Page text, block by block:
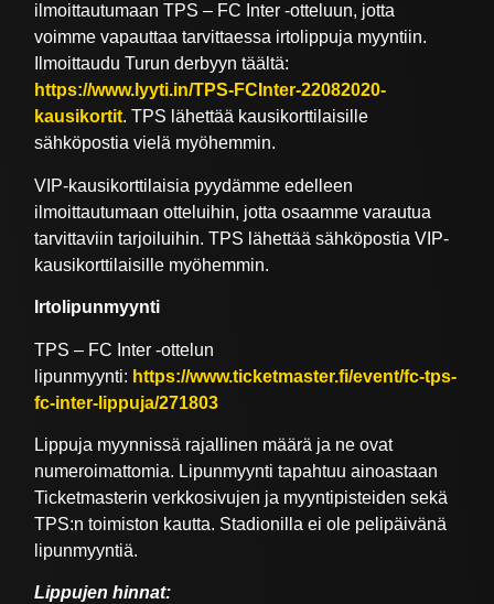
ilmoittautumaan TPS – FC Inter -otteluun, jotta
voimme vapauttaa tarvittaessa irtolippuja myyntiin.
Ilmoittaudu Turun derbyyn täältä:
https://www.lyyti.in/TPS-FCInter-22082020-
kausikortit. TPS lähettää kausikorttilaisille
sähköpostia vielä myöhemmin.
VIP-kausikorttilaisia pyydämme edelleen
ilmoittautumaan otteluihin, jotta osaamme varautua
tarvittaviin tarjoiluihin. TPS lähettää sähköpostia VIP-
kausikorttilaisille myöhemmin.
Irtolipunmyynti
TPS – FC Inter -ottelun
lipunmyynti: https://www.ticketmaster.fi/event/fc-tps-
fc-inter-lippuja/271803
Lippuja myynnissä rajallinen määrä ja ne ovat
numeroimattomia. Lipunmyynti tapahtuu ainoastaan
Ticketmasterin verkkosivujen ja myyntipisteiden sekä
TPS:n toimiston kautta. Stadionilla ei ole pelipäivänä
lipunmyyntiä.
Lippujen hinnat: